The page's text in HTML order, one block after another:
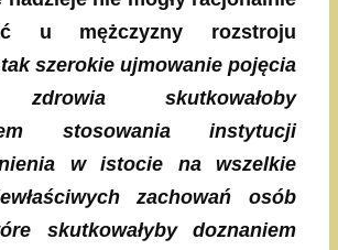
u mężczyzny rozstroju
szerokie ujmowanie pojęcia
skutkowałoby
stosowania instytucji
w istocie na wszelkie
zachowań osób
skutkowałyby doznaniem